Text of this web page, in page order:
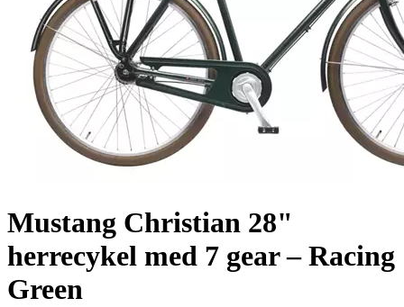
Mustang Christian 28"
herrecykel med 7 gear – Racing
Green